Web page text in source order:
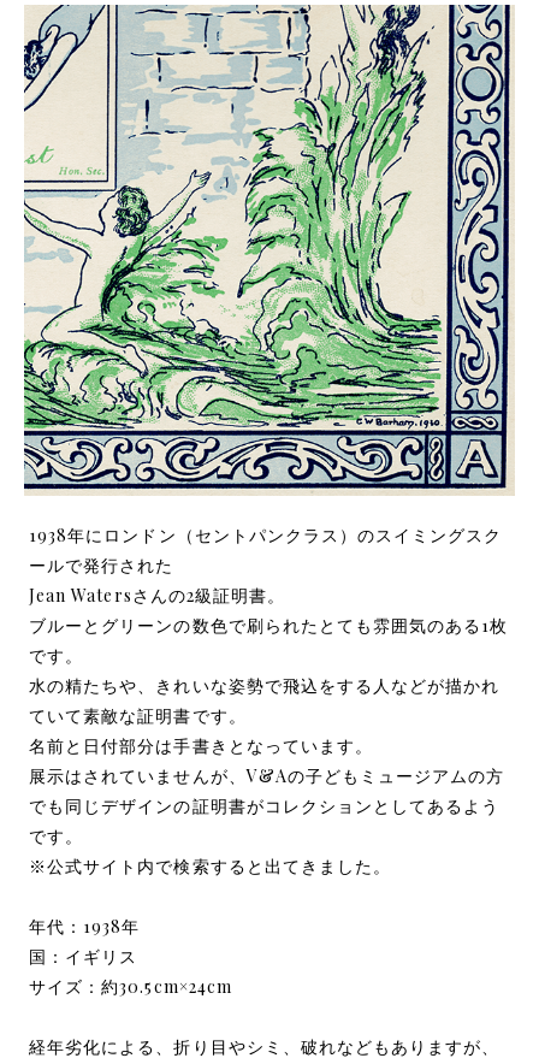
1938年にロンドン（セントパンクラス）のスイミングスク
ールで発行された
Jean Watersさんの2級証明書。
ブルーとグリーンの数色で刷られたとても雰囲気のある1枚
です。
水の精たちや、きれいな姿勢で飛込をする人などが描かれ
ていて素敵な証明書です。
名前と日付部分は手書きとなっています。
展示はされていませんが、V&Aの子どもミュージアムの方
でも同じデザインの証明書がコレクションとしてあるよう
です。
※公式サイト内で検索すると出てきました。
年代：1938年
国：イギリス
サイズ：約30.5cm×24cm
経年劣化による、折り目やシミ、破れなどもありますが、